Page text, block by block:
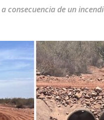
consecuencia de un